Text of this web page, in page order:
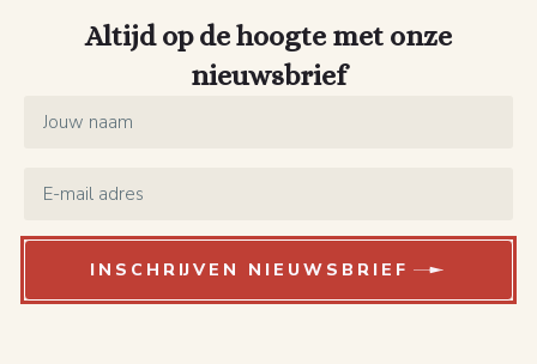
Altijd op de hoogte met onze
nieuwsbrief
INSCHRIJVEN NIEUWSBRIEF